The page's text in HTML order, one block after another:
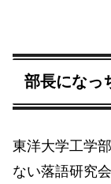
部長になっ
東洋大学工学
ない落語研究